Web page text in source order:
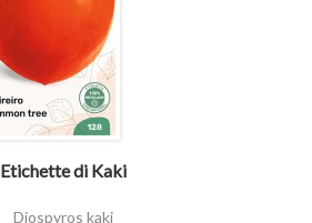
Etichette di Kaki
Diospyros kaki